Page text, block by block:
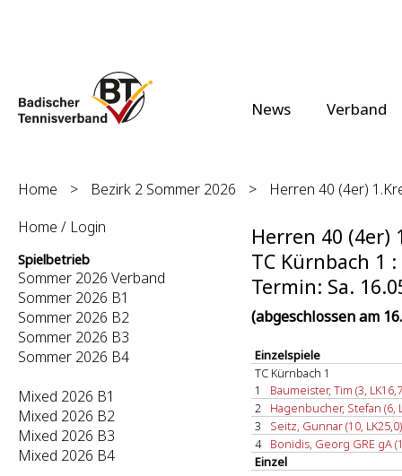
News Verband
Home > Bezirk 2 Sommer 2026 >
Herren 40 (4er)
Home / Login
Spielbetrieb
Sommer 2026 Verband
Sommer 2026 B1
Sommer 2026 B2
Sommer 2026 B3
Sommer 2026 B4
Mixed 2026 B1
Mixed 2026 B2
Mixed 2026 B3
Mixed 2026 B4
Herren 40 (4er)
TC Kürnbach 1
Termin: Sa.
(abgeschlossen am
Einzelspiele
TC Kürnbach 1
1
Baumeister, Tim (3,
2
Hagenbucher, Stefan (6,
3
Seitz, Gunnar (10, LK25,0)
4
Bonidis, Georg GRE gA
Einzel